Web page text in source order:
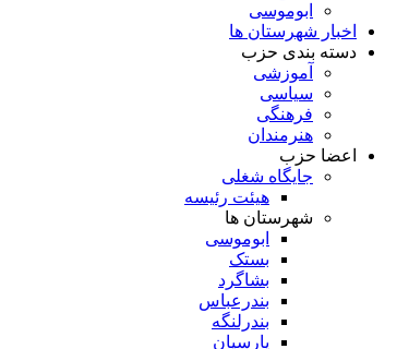
ابوموسی
اخبار شهرستان ها
دسته بندی حزب
آموزشی
سیاسی
فرهنگی
هنرمندان
اعضا حزب
جایگاه شغلی
هیئت رئیسه
شهرستان ها
ابوموسی
بستک
بشاگرد
بندرعباس
بندرلنگه
پارسیان